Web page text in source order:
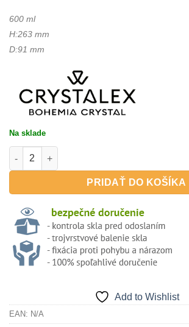
600 ml
H:263 mm
D:91 mm
Na sklade
množstvo Grandioso 600ml - poháre na víno
PRIDAŤ DO KOŠÍKA
Add to Wishlist
EAN: N/A